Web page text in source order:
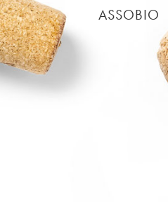
ASSOBIO